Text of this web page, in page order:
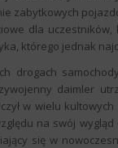
zabytkowych
dla
którego jednak
drogach
daimler
w wielu
na swój
się w